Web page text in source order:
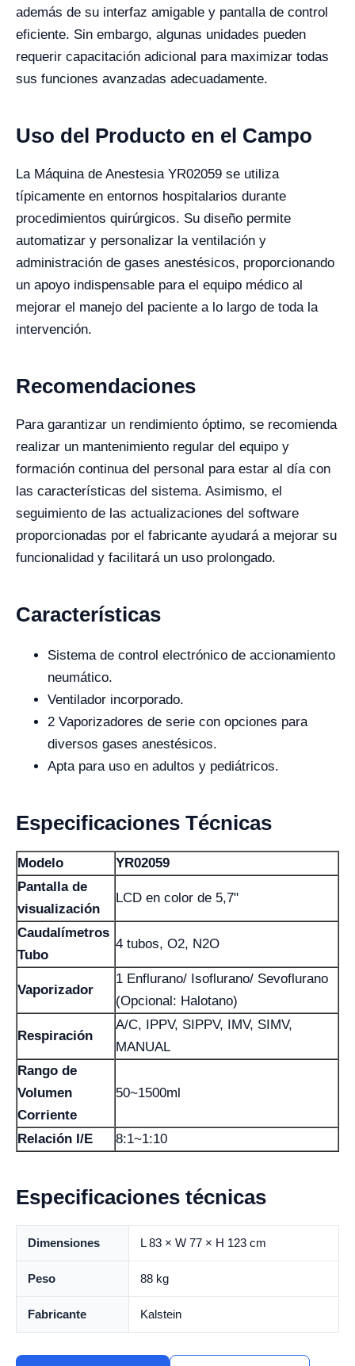
además de su interfaz amigable y pantalla de control
eficiente. Sin embargo, algunas unidades pueden
requerir capacitación adicional para maximizar todas
sus funciones avanzadas adecuadamente.
Uso del Producto en el Campo
La Máquina de Anestesia YR02059 se utiliza
típicamente en entornos hospitalarios durante
procedimientos quirúrgicos. Su diseño permite
automatizar y personalizar la ventilación y
administración de gases anestésicos, proporcionando
un apoyo indispensable para el equipo médico al
mejorar el manejo del paciente a lo largo de toda la
intervención.
Recomendaciones
Para garantizar un rendimiento óptimo, se recomienda
realizar un mantenimiento regular del equipo y
formación continua del personal para estar al día con
las características del sistema. Asimismo, el
seguimiento de las actualizaciones del software
proporcionadas por el fabricante ayudará a mejorar su
funcionalidad y facilitará un uso prolongado.
Características
Sistema de control electrónico de accionamiento
neumático.
Ventilador incorporado.
2 Vaporizadores de serie con opciones para
diversos gases anestésicos.
Apta para uso en adultos y pediátricos.
Especificaciones Técnicas
Modelo
YR02059
Pantalla de
visualización
LCD en color de 5,7"
Caudalímetros
Tubo
4 tubos, O2, N2O
Vaporizador
1 Enflurano/ Isoflurano/ Sevoflurano
(Opcional: Halotano)
Respiración
A/C, IPPV, SIPPV, IMV, SIMV,
MANUAL
Rango de
Volumen
Corriente
50~1500ml
Relación I/E 8:1~1:10
Especificaciones técnicas
Dimensiones L 83 × W 77 × H 123 cm
Peso 88 kg
Fabricante Kalstein